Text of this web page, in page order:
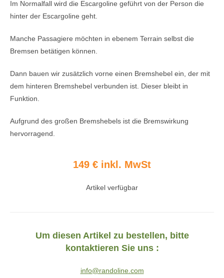
Im Normalfall wird die Escargoline geführt von der Person die
hinter der Escargoline geht.
Manche Passagiere möchten in ebenem Terrain selbst die
Bremsen betätigen können.
Dann bauen wir zusätzlich vorne einen Bremshebel ein, der mit
dem hinteren Bremshebel verbunden ist. Dieser bleibt in
Funktion.
Aufgrund des großen Bremshebels ist die Bremswirkung
hervorragend.
149 € inkl. MwSt
Artikel verfügbar
Um diesen Artikel zu bestellen, bitte
kontaktieren Sie uns :
info@randoline.com